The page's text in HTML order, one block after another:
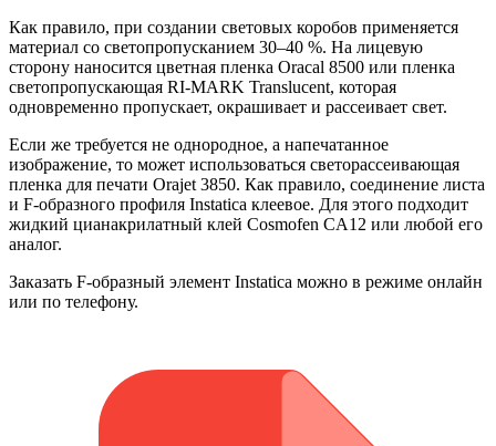
Как правило, при создании световых коробов применяется
материал со светопропусканием 30–40 %. На лицевую
сторону наносится цветная пленка Oracal 8500 или пленка
светопропускающая RI-MARK Translucent, которая
одновременно пропускает, окрашивает и рассеивает свет.
Если же требуется не однородное, а напечатанное
изображение, то может использоваться светорассеивающая
пленка для печати Orajet 3850. Как правило, соединение листа
и F-образного профиля Instatica клеевое. Для этого подходит
жидкий цианакрилатный клей Cosmofen CA12 или любой его
аналог.
Заказать F-образный элемент Instatica можно в режиме онлайн
или по телефону.